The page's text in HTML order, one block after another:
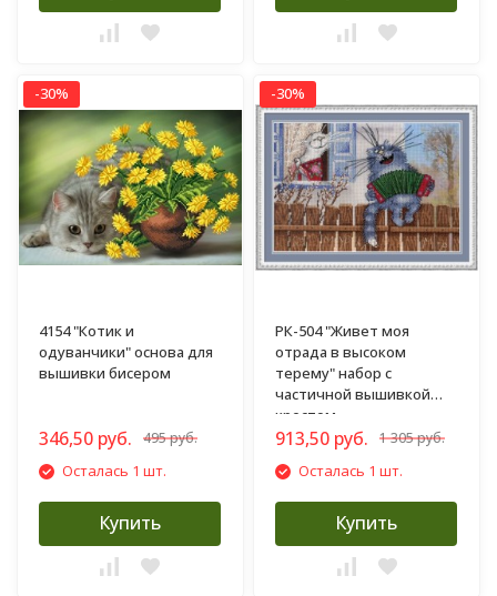
-30%
4154 "Котик и
одуванчики" основа для
вышивки бисером
346,50 руб. 495 руб.
Осталась 1 шт.
Купить
-30%
РК-504 "Живет моя
отрада в высоком
терему" набор с
частичной вышивкой
крестом
913,50 руб. 1 305 руб.
Осталась 1 шт.
Купить